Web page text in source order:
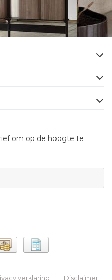
om op de hoogte te
verklaring Disclaimer